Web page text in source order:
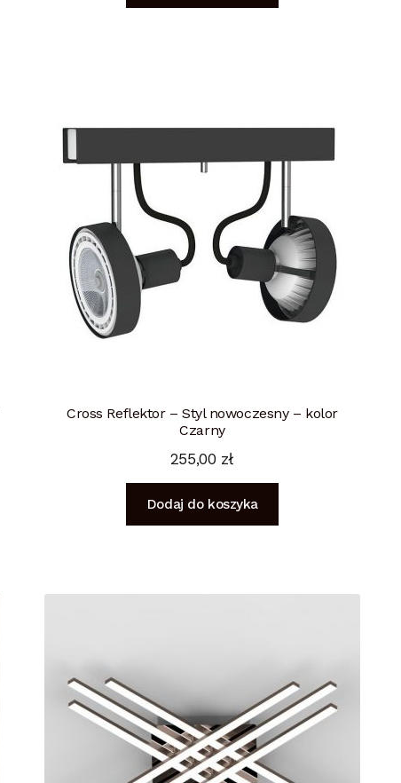
Cross Reflektor – Styl nowoczesny – kolor
Czarny
255,00 zł
Dodaj do koszyka